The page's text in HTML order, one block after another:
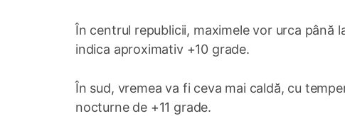
În centrul republicii, maximele vor urca
indica aproximativ +10 grade.
În sud, vremea va fi ceva mai caldă, cu
nocturne de +11 grade.